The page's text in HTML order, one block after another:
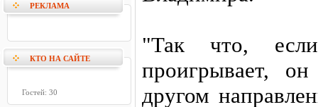
РЕКЛАМА
КТО НА САЙТЕ
Гостей: 30
"Так что,
проигрывает,
другом